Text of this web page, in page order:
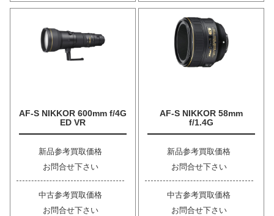
AF-S NIKKOR 600mm f/4G
ED VR
新品参考買取価格
お問合せ下さい
中古参考買取価格
お問合せ下さい
AF-S NIKKOR 58mm
f/1.4G
新品参考買取価格
お問合せ下さい
中古参考買取価格
お問合せ下さい